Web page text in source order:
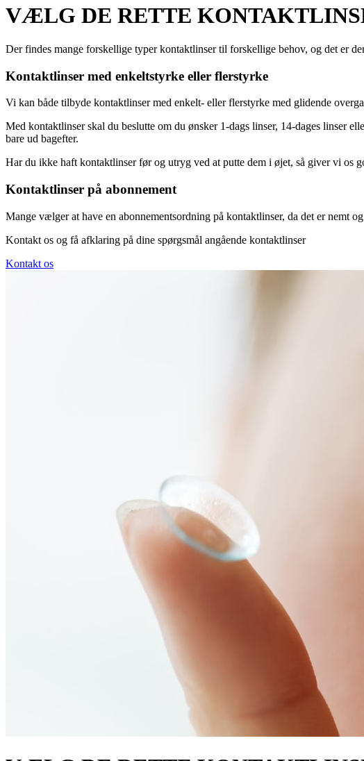
VÆLG DE RETTE
Der findes mange forskellige typer kontaktlinser til forskellige behov, og det er
Kontaktlinser med enkeltstyrke eller flerstyrke
Vi kan både tilbyde kontaktlinser med enkelt- eller flerstyrke med glidende
Med kontaktlinser skal du beslutte om du ønsker 1-dags linser, 14-dages linser
bare ud bagefter.
Har du ikke haft kontaktlinser før og utryg ved at putte dem i øjet, så giver vi os
Kontaktlinser på abonnement
Mange vælger at have en abonnementsordning på kontaktlinser, da det er nemt
Kontakt os og få afklaring på dine spørgsmål angående kontaktlinser
Kontakt os